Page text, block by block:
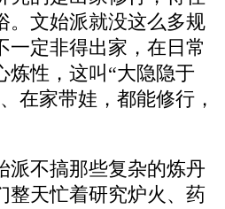
。文始派就没这么多规
一定非得出家，在日常
炼性，这叫“大隐隐于
在家带娃，都能修行，
派不搞那些复杂的炼丹
整天忙着研究炉火、药